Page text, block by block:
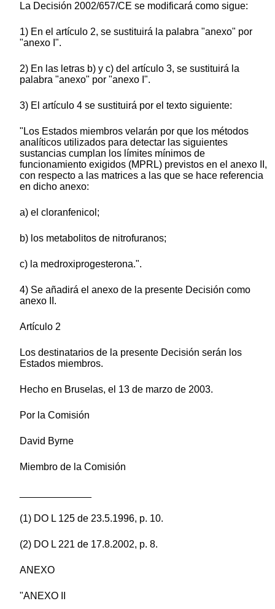
La Decisión 2002/657/CE se modificará como sigue:
1) En el artículo 2, se sustituirá la palabra "anexo" por
"anexo I".
2) En las letras b) y c) del artículo 3, se sustituirá la
palabra "anexo" por "anexo I".
3) El artículo 4 se sustituirá por el texto siguiente:
"Los Estados miembros velarán por que los métodos
analíticos utilizados para detectar las siguientes
sustancias cumplan los límites mínimos de
funcionamiento exigidos (MPRL) previstos en el anexo II,
con respecto a las matrices a las que se hace referencia
en dicho anexo:
a) el cloranfenicol;
b) los metabolitos de nitrofuranos;
c) la medroxiprogesterona.".
4) Se añadirá el anexo de la presente Decisión como
anexo II.
Artículo 2
Los destinatarios de la presente Decisión serán los
Estados miembros.
Hecho en Bruselas, el 13 de marzo de 2003.
Por la Comisión
David Byrne
Miembro de la Comisión
(1) DO L 125 de 23.5.1996, p. 10.
(2) DO L 221 de 17.8.2002, p. 8.
ANEXO
"ANEXO II